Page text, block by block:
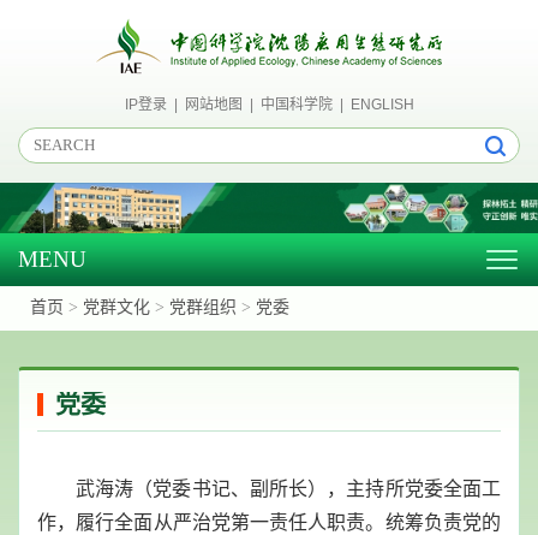
IP登录| 网站地图 中国科学院| ENGLISH
MENU
首页 > 党群文化 > 党群组织 > 党委
党委
武海涛（党委书记、副所长），主持所党委全面工
作，履行全面从严治党第一责任人职责。统筹负责党的